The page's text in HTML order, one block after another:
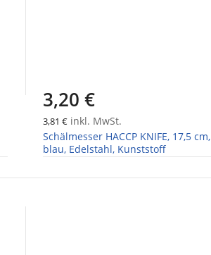
3,20 €
3,81 €inkl. MwSt.
Schälmesser HACCP KNIFE, 17,5 cm,
blau, Edelstahl, Kunststoff